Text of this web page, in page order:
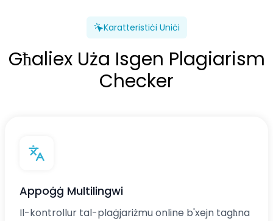
Karatteristiċi Uniċi
Għaliex Uża Isgen Plagiarism
Checker
Appoġġ Multilingwi
Il-kontrollur tal-plaġjariżmu online b'xejn tagħna